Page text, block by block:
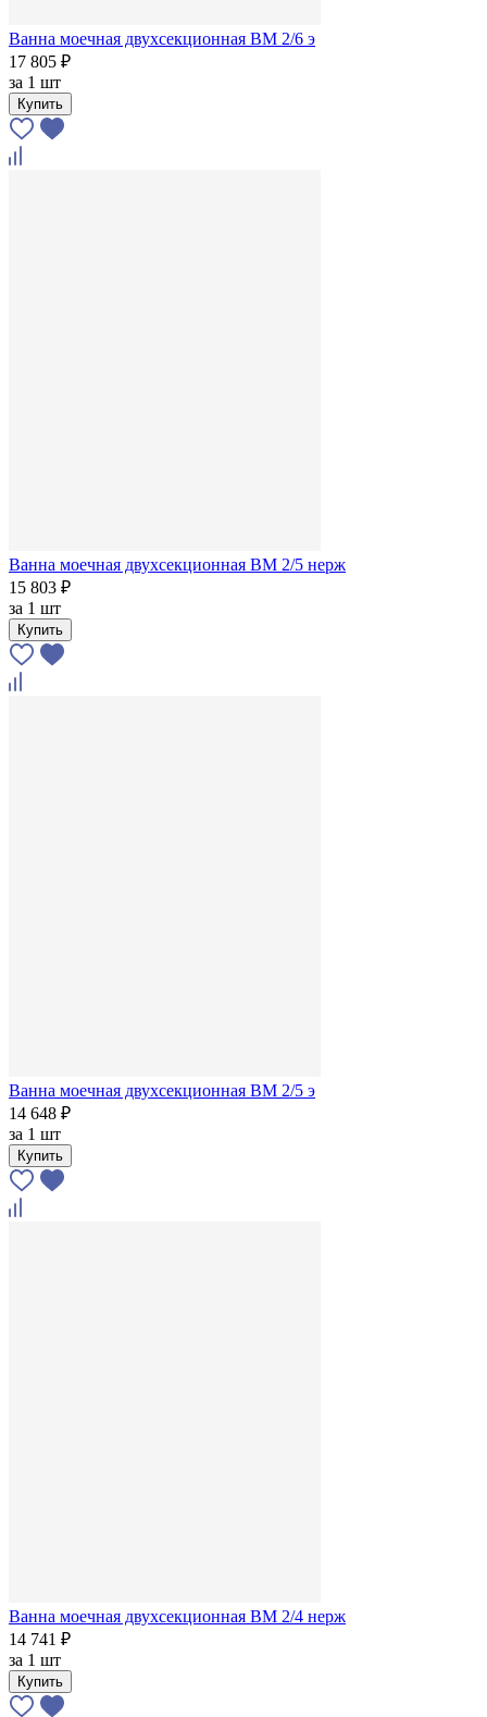
Ванна моечная двухсекционная ВМ 2/6 э
17 805 ₽
за 1 шт
Купить
Ванна моечная двухсекционная ВМ 2/5 нерж
15 803 ₽
за 1 шт
Купить
Ванна моечная двухсекционная ВМ 2/5 э
14 648 ₽
за 1 шт
Купить
Ванна моечная двухсекционная ВМ 2/4 нерж
14 741 ₽
за 1 шт
Купить